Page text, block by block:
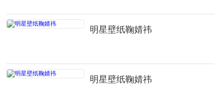
明星壁纸鞠婧祎
明星壁纸鞠婧祎